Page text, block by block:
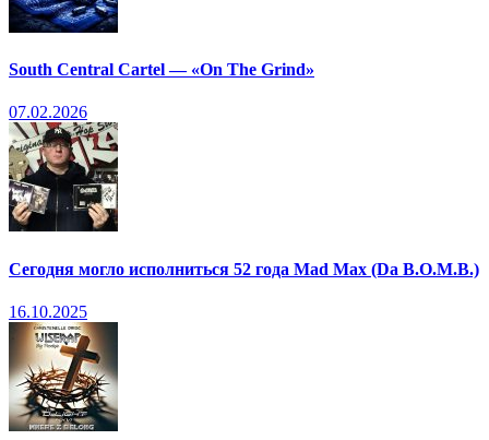
South Central Cartel — «On The Grind»
07.02.2026
Сегодня могло исполниться 52 года Mad Max (Da B.O.M.B.)
16.10.2025